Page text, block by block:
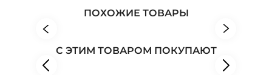
ПОХОЖИЕ ТОВАРЫ
С ЭТИМ ТОВАРОМ ПОКУПАЮТ